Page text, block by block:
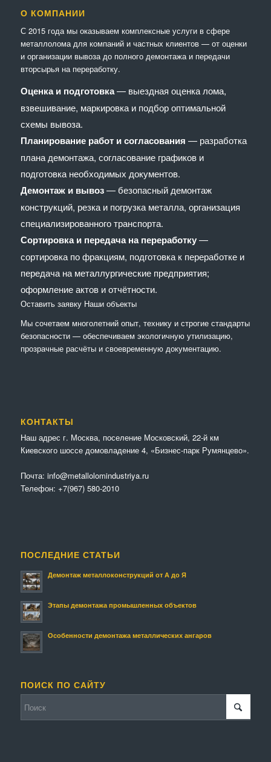
О КОМПАНИИ
С 2015 года мы оказываем комплексные услуги в сфере
металлолома для компаний и частных клиентов — от оценки
и организации вывоза до полного демонтажа и передачи
вторсырья на переработку.
Оценка и подготовка— выездная оценка лома,
взвешивание, маркировка и подбор оптимальной
схемы вывоза.
Планирование работ и согласования — разработка
плана демонтажа, согласование графиков и
подготовка необходимых документов.
Демонтаж и вывоз— безопасный демонтаж
конструкций, резка и погрузка металла, организация
специализированного транспорта.
Сортировка и передача на переработку—
сортировка по фракциям, подготовка к переработке и
передача на металлургические предприятия;
оформление актов и отчётности.
Оставить заявку Наши объекты
Мы сочетaем многолетний опыт, технику и строгие стандарты
безопасности — обеспечиваем экологичную утилизацию,
прозрачные расчёты и своевременную документацию.
КОНТАКТЫ
Наш адрес г. Москва, поселение Московский, 22-й км
Киевского шоссе домовладение 4, «Бизнес-парк Румянцево».
Почта: info@metallolomindustriya.ru
Телефон: +7(967) 580-2010
ПОСЛЕДНИЕ СТАТЬИ
Демонтаж металлоконструкций от А до Я
Этапы демонтажа промышленных объектов
Особенности демонтажа металлических ангаров
ПОИСК ПО САЙТУ